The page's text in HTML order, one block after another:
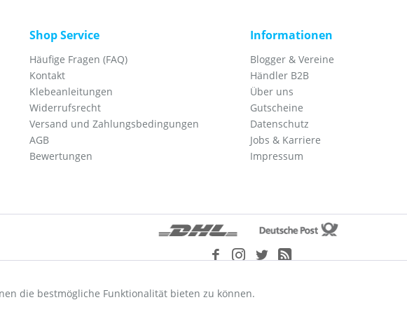
Shop Service
Häufige Fragen (FAQ)
Kontakt
Klebeanleitungen
Widerrufsrecht
Versand und Zahlungsbedingungen
AGB
Bewertungen
Informationen
Blogger & Vereine
Händler B2B
Über uns
Gutscheine
Datenschutz
Jobs & Karriere
Impressum
* Alle Preise inkl. gesetzl. Mehrwertsteuer zzgl.Versandkostenund ggf. Nachnahmegebühren, wenn
die bestmögliche Funktionalität bieten zu können.